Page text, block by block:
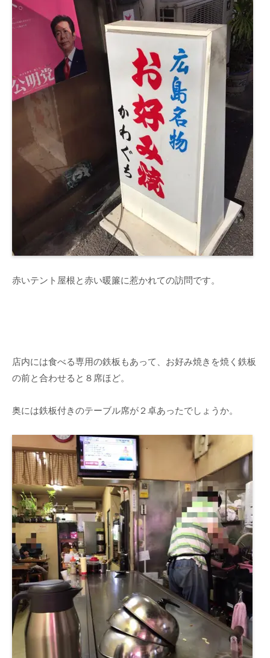
赤いテント屋根と赤い暖簾に惹かれての訪問です。
店内には食べる専用の鉄板もあって、お好み焼きを焼く鉄板
の前と合わせると８席ほど。
奥には鉄板付きのテーブル席が２卓あったでしょうか。